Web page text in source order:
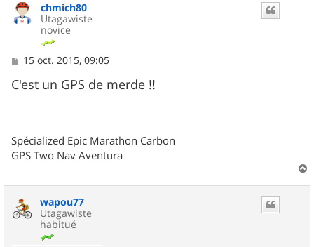
chmich80
Utagawiste
novice
M
s
s
15 oct. 2015, 09:05
C'est un GPS de merde !!
Spécialized Epic Marathon Carbon
GPS Two Nav Aventura
a
wapou77
Utagawiste
habitué